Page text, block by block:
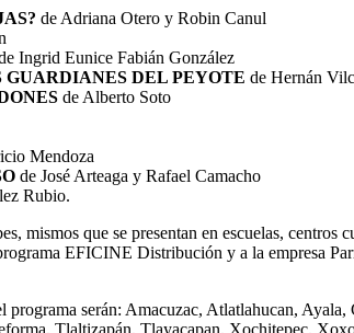
de Adriana Otero y Robin Canul
Ingrid Eunice Fabián González
DEL PEYOTE de Hernán
de Alberto Soto
Mendoza
de José Arteaga y Rafael Camacho
Rubio.
mismos que se presentan en escuelas,
EFICINE Distribución y a la empresa
serán: Amacuzac, Atlatlahucan,